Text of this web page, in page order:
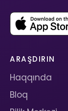
ARAŞDIRIN
Haqqında
Bloq